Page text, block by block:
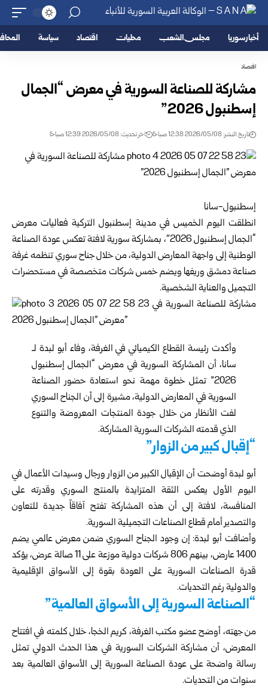
أخبار سوريا مجلس الشعب محليات اقتصاد سياسة
اقتصاد
مشاركة للصناعة السورية في معرض “الجمال
إسطنبول 2026”
تاريخ النشر: 2026/05/08 12:38 صباحًا اخر تحديث: 2026/05/08 12:39 صباحًا
إسطنبول-سانا
انطلقت اليوم الخميس في مدينة إسطنبول التركية فعاليات معرض
“الجمال إسطنبول 2026″، بمشاركة سورية لافتة تعكس عودة الصناعة
الوطنية إلى واجهة المعارض الدولية، من خلال جناح سوري تنظمه غرفة
صناعة دمشق وريفها ويضم خمس شركات متخصصة في مستحضرات
التجميل والعناية الشخصية.
وأكدت رئيسة القطاع الكيميائي في الغرفة، وفاء أبو لبدة لـ
سانا، أن المشاركة السورية في معرض “الجمال إسطنبول
2026” تمثل خطوة مهمة نحو استعادة حضور الصناعة
السورية في المعارض الدولية، مشيرة إلى أن الجناح السوري
لفت الأنظار من خلال جودة المنتجات المعروضة والتنوع
الذي قدمته الشركات السورية المشاركة.
“إقبال كبير من الزوار”
أبو لبدة أوضحت أن الإقبال الكبير من الزوار ورجال وسيدات الأعمال في
اليوم الأول يعكس الثقة المتزايدة بالمنتج السوري وقدرته على
المنافسة، لافتة إلى أن هذه المشاركة تفتح آفاقاً جديدة للتعاون
والتصدير أمام قطاع الصناعات التجميلية السورية.
وأضافت أبو لبدة: إن وجود الجناح السوري ضمن معرض عالمي يضم
1400 عارض، بينهم 806 شركات دولية موزعة على 11 صالة عرض، يؤكد
قدرة الصناعات السورية على العودة بقوة إلى الأسواق الإقليمية
والدولية رغم التحديات.
“الصناعة السورية إلى الأسواق العالمية”
من جهته، أوضح عضو مكتب الغرفة، كريم الخجا، خلال كلمته في افتتاح
المعرض، أن مشاركة الشركات السورية في هذا الحدث الدولي تمثل
رسالة واضحة على عودة الصناعة السورية إلى الأسواق العالمية بعد
سنوات من التحديات.